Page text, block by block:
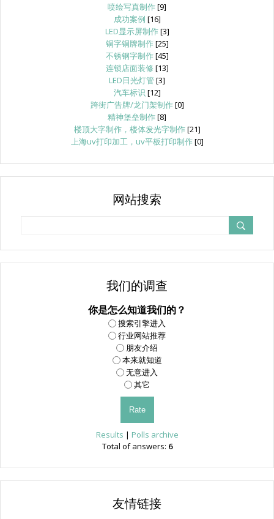
喷绘写真制作[9]
成功案例 [16]
LED显示屏制作[3]
铜字铜牌制作[25]
不锈钢字制作[45]
连锁店面装修 [13]
LED日光灯管[3]
汽车标识 [12]
跨街广告牌/龙门架制作[0]
精神堡垒制作[8]
楼顶大字制作，楼体发光字制作[21]
上海uv打印加工，uv平板打印制作[0]
网站搜索
我们的调查
你是怎么知道我们的？
搜索引擎进入
行业网站推荐
朋友介绍
本来就知道
无意进入
其它
Results | Polls archive
Total of answers: 6
友情链接